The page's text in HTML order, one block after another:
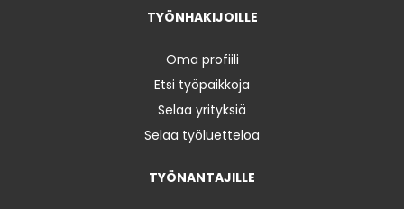
TYÖNHAKIJOILLE
Oma profiili
Etsi työpaikkoja
Selaa yrityksiä
Selaa työluetteloa
TYÖNANTAJILLE